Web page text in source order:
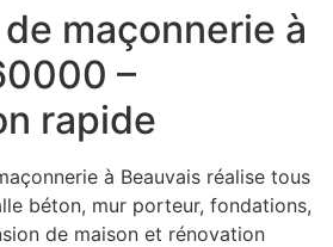
maçonnerie à
–
rapide
à Beauvais réalise tous
béton, mur porteur, fondations,
de maison et rénovation